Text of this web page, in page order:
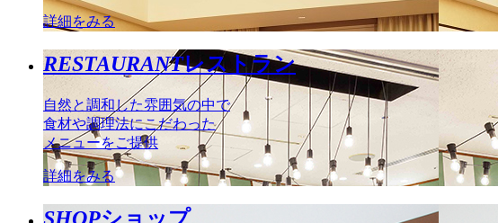
詳細をみる
RESTAURANTレストラン
自然と調和した雰囲気の中で
食材や調理法にこだわった
メニューをご提供
詳細をみる